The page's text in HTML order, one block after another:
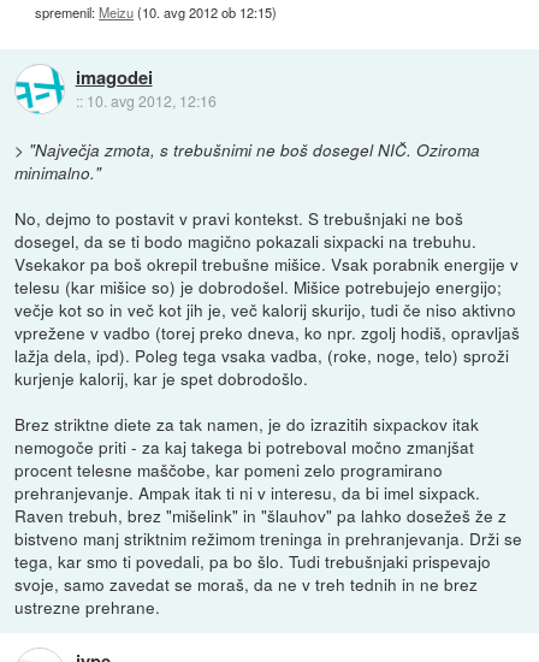
spremenil:Meizu(10. avg 2012 ob 12:15)
imagodei
:: 10. avg 2012, 12:16
> "Največja zmota, s trebušnimi ne boš dosegel NIČ. Oziroma
minimalno."
No, dejmo to postavit v pravi kontekst. S trebušnjaki ne boš
dosegel, da se ti bodo magično pokazali sixpacki na trebuhu.
Vsekakor pa boš okrepil trebušne mišice. Vsak porabnik energije v
telesu (kar mišice so) je dobrodošel. Mišice potrebujejo energijo;
večje kot so in več kot jih je, več kalorij skurijo, tudi če niso aktivno
vprežene v vadbo (torej preko dneva, ko npr. zgolj hodiš, opravljaš
lažja dela, ipd). Poleg tega vsaka vadba, (roke, noge, telo) sproži
kurjenje kalorij, kar je spet dobrodošlo.
Brez striktne diete za tak namen, je do izrazitih sixpackov itak
nemogoče priti - za kaj takega bi potreboval močno zmanjšat
procent telesne maščobe, kar pomeni zelo programirano
prehranjevanje. Ampak itak ti ni v interesu, da bi imel sixpack.
Raven trebuh, brez "mišelink" in "šlauhov" pa lahko dosežeš že z
bistveno manj striktnim režimom treninga in prehranjevanja. Drži se
tega, kar smo ti povedali, pa bo šlo. Tudi trebušnjaki prispevajo
svoje, samo zavedat se moraš, da ne v treh tednih in ne brez
ustrezne prehrane.